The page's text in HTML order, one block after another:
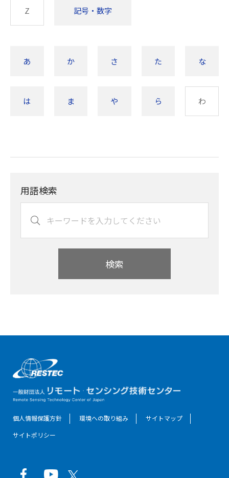
Z 記号・数字
あ か さ た な
は ま や ら わ
用語検索
検索
個人情報保護方針 環境への取り組み
サイトマップ
サイトポリシー